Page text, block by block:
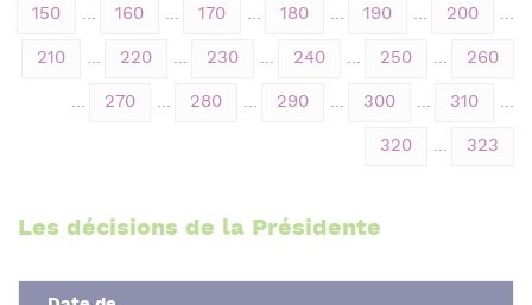
150 ... 160 ... 170 ... 180 ... 190 ... 200 ...
210 ... 220 ... 230 ... 240 ... 250 ... 260
... 270 ... 280 ... 290 ... 300 ... 310 ...
320 ... 323
Les décisions de la Présidente